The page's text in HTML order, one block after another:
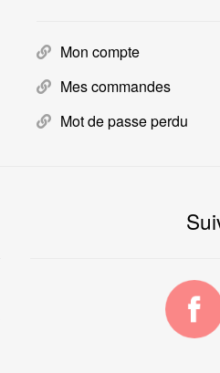
Mon compte
Mes commandes
Mot de passe perdu